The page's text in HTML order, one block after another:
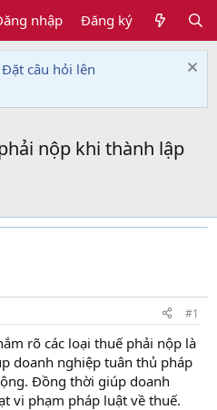
nhập Đăng ký
câu hỏi lên
nộp khi thành lập
#1
rõ các loại thuế phải nộp là
doanh nghiệp tuân thủ pháp
Đồng thời giúp doanh
vi phạm pháp luật về thuế.